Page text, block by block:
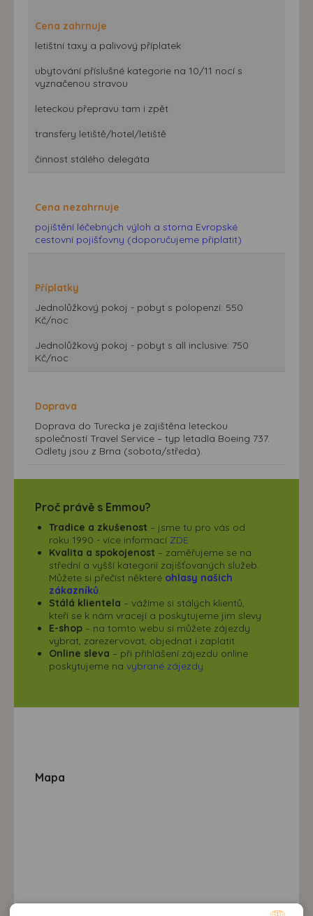
Cena zahrnuje
letištní taxy a palivový příplatek
ubytování příslušné kategorie na 10/11 nocí s
vyznačenou stravou
leteckou přepravu tam i zpět
transfery letiště/hotel/letiště
činnost stálého delegáta
Cena nezahrnuje
pojištění léčebných výloh a storna Evropské
cestovní pojišťovny (doporučujeme připlatit)
Příplatky
Jednolůžkový pokoj - pobyt s polopenzí: 550
Kč/noc
Jednolůžkový pokoj - pobyt s all inclusive: 750
Kč/noc
Doprava
Doprava do Turecka je zajištěna leteckou
společností Travel Service – typ letadla Boeing 737.
Odlety jsou z Brna (sobota/středa).
Proč právě s Emmou?
Tradice a zkušenost – jsme tu pro vás od
roku 1990 - více informací ZDE
Kvalita a spokojenost – zaměřujeme se na
střední a vyšší kategorii zajišťovaných služeb.
Můžete si přečíst některé ohlasy našich
zákazníků.
Stálá klientela – vážíme si stálých klientů,
kteří se k nám vracejí a poskytujeme jim slevy
E-shop – na tomto webu si můžete zájezdy
vybrat, zarezervovat, objednat i zaplatit
Online sleva – při přihlášení zájezdu online
poskytujeme na vybrané zájezdy
Mapa